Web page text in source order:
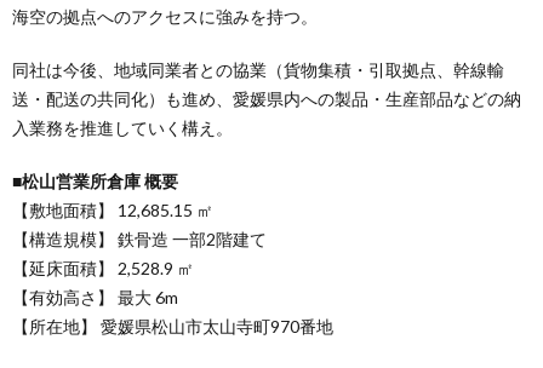
海空の拠点へのアクセスに強みを持つ。
同社は今後、地域同業者との協業（貨物集積・引取拠点、幹線輸
送・配送の共同化）も進め、愛媛県内への製品・生産部品などの納
入業務を推進していく構え。
■松山営業所倉庫 概要
【敷地面積】 12,685.15 ㎡
【構造規模】 鉄骨造 一部2階建て
【延床面積】 2,528.9 ㎡
【有効高さ】 最大 6m
【所在地】 愛媛県松山市太山寺町970番地